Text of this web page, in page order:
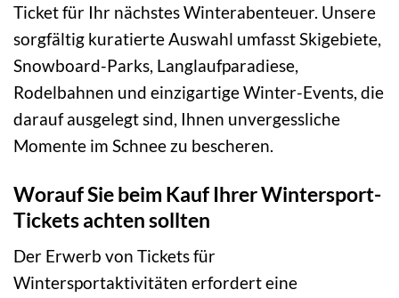
Ticket für Ihr nächstes Winterabenteuer. Unsere
sorgfältig kuratierte Auswahl umfasst Skigebiete,
Snowboard-Parks, Langlaufparadiese,
Rodelbahnen und einzigartige Winter-Events, die
darauf ausgelegt sind, Ihnen unvergessliche
Momente im Schnee zu bescheren.
Worauf Sie beim Kauf Ihrer Wintersport-
Tickets achten sollten
Der Erwerb von Tickets für
Wintersportaktivitäten erfordert eine